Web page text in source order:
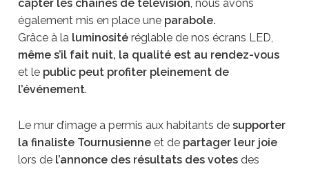
capter les chaînes de télévision, nous avons
également mis en place une parabole.
Grâce à la luminositéréglable de nos écrans LED,
même s’il fait nuit, la qualité est au rendez-vous
et le public peut profiter pleinement de
l’événement.
Le mur d’image a permis aux habitants desupporter
la finaliste Tournusienneet de partager leur joie
lors de l’annonce des résultats des votesdes